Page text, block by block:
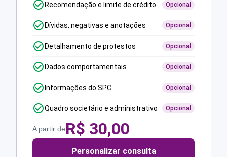
Recomendação e limite de crédito Opcional
Dívidas, negativas e anotações Opcional
Detalhamento de protestos Opcional
Dados comportamentais Opcional
Informações do SPC Opcional
Quadro societário e administrativo Opcional
A partir deR$ 30,00
Personalizar consulta